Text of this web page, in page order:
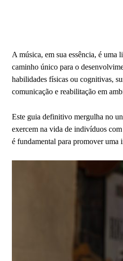
A música, em sua essência, é uma
caminho único para o
habilidades físicas ou cognitivas,
comunicação e reabilitação em
Este guia definitivo mergulha no
exercem na vida de indivíduos com
é fundamental para promover uma